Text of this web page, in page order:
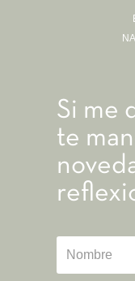
Si me
te